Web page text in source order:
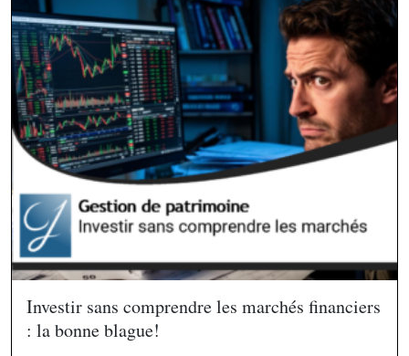
Investir sans comprendre les marchés financiers
: la bonne blague!